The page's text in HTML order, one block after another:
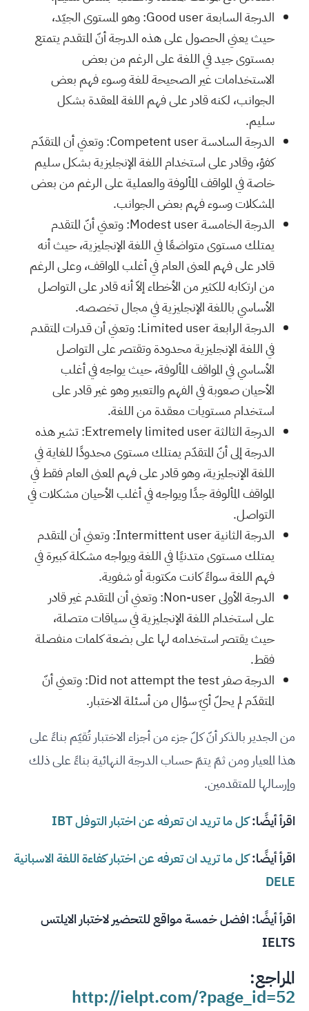
الدرجة السابعة Good user: وهو المستوى الجيّد،
حيث يعني الحصول على هذه الدرجة أنّ المتقدم يتمتع
بمستوى جيد في اللغة على الرغم من بعض
الاستخدامات غير الصحيحة للغة وسوء فهم بعض
الجوانب، لكنه قادر على فهم اللغة المعقدة بشكل
سليم.
الدرجة السادسة Competent user: وتعني أن المتقدّم
كفؤ، وقادر على استخدام اللغة الإنجليزية بشكل سليم
خاصة في المواقف المألوفة والعملية على الرغم من بعض
المشكلات وسوء فهم بعض الجوانب.
الدرجة الخامسة Modest user: وتعني أنّ المتقدم
يمتلك مستوى متواضعًا في اللغة الإنجليزية، حيث أنه
قادر على فهم المعنى العام في أغلب المواقف، وعلى الرغم
من ارتكابه للكثير من الأخطاء إلاّ أنه قادر على التواصل
الأساسي باللغة الإنجليزية في مجال تخصصه.
الدرجة الرابعة Limited user: وتعني أن قدرات المتقدم
في اللغة الإنجليزية محدودة وتقتصر على التواصل
الأساسي في المواقف المألوفة، حيث يواجه في أغلب
الأحيان صعوبة في الفهم والتعبير وهو غير قادر على
استخدام مستويات معقدة من اللغة.
الدرجة الثالثة Extremely limited user: تشير هذه
الدرجة إلى أنّ المتقدّم يمتلك مستوى محدودًا للغاية في
اللغة الإنجليزية، وهو قادر على فهم المعنى العام فقط في
المواقف المألوفة جدًا ويواجه في أغلب الأحيان مشكلات في
التواصل.
الدرجة الثانية Intermittent user: وتعني أن المتقدم
يمتلك مستوى متدنيًا في اللغة ويواجه مشكلة كبيرة في
فهم اللغة سواءً كانت مكتوبة أو شفوية.
الدرجة الأولى Non-user: وتعني أن المتقدم غير قادر
على استخدام اللغة الإنجليزية في سياقات متصلة،
حيث يقتصر استخدامه لها على بضعة كلمات منفصلة
فقط.
الدرجة صفر Did not attempt the test: وتعني أنّ
المتقدّم لم يحلّ أيّ سؤال من أسئلة الاختبار.
من الجدير بالذكر أنّ كلّ جزء من أجزاء الاختبار تُقيّم بناءً على
هذا المعيار ومن ثمّ يتمّ حساب الدرجة النهائية بناءً على ذلك
وإرسالها للمتقدمين.
اقرأ أيضًا:كل ما تريد ان تعرفه عن اختبار التوفل IBT
اقرأ أيضًا:كل ما تريد ان تعرفه عن اختبار كفاءة اللغة الاسبانية
DELE
اقرأ أيضًا: افضل خمسة مواقع للتحضير لاختبار الايلتس
IELTS
المراجع:
http://ielpt.com/?page_id=52